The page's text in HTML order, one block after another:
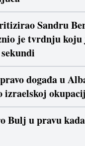
Sandru
je tvrdnju
događa u
Bulj u pravu